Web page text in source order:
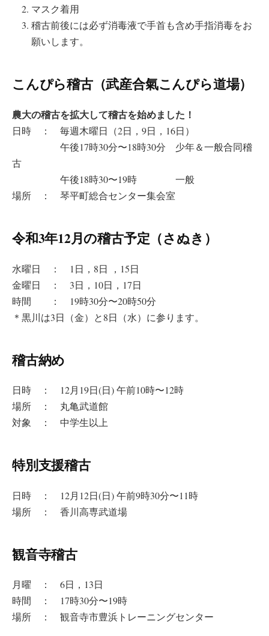
マスク着用
稽古前後には必ず消毒液で手首も含め手指消毒をお
願いします。
こんぴら稽古（武産合氣こんぴら道場）
農大の稽古を拡大して稽古を始めました！
日時 ： 毎週木曜日（2日，9日，16日）
午後17時30分〜18時30分 少年＆一般合同稽
古
午後18時30〜19時 一般
場所 ： 琴平町総合センター集会室
令和3年12月の稽古予定（さぬき）
水曜日 ： 1日，8日 ，15日
金曜日 ： 3日，10日，17日
時間 ： 19時30分〜20時50分
＊黒川は3日（金）と8日（水）に参ります。
稽古納め
日時 ： 12月19日(日) 午前10時〜12時
場所 ： 丸亀武道館
対象 ： 中学生以上
特別支援稽古
日時 ： 12月12日(日) 午前9時30分〜11時
場所 ： 香川高専武道場
観音寺稽古
月曜 ： 6日，13日
時間 ： 17時30分〜19時
場所 ： 観音寺市豊浜トレーニングセンター